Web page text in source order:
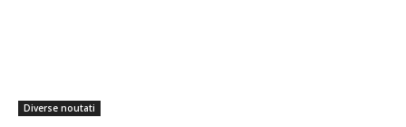
Diverse noutati